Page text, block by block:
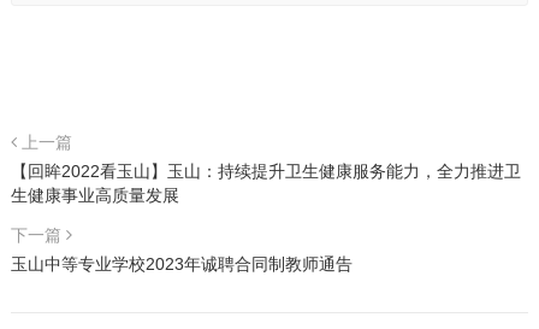
上一篇
【回眸2022看玉山】玉山：持续提升卫生健康服务能力，全力推进卫
生健康事业高质量发展
下一篇
玉山中等专业学校2023年诚聘合同制教师通告